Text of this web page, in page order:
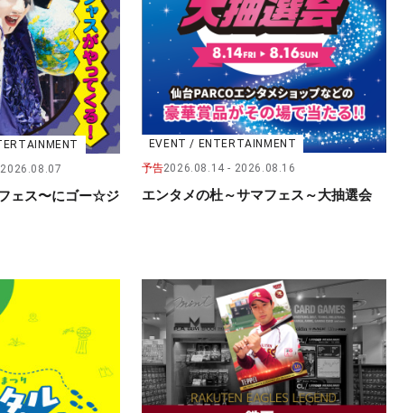
2026.08.07
ェス〜にゴー☆ジ
EVENT / ENTERTAINMENT
予告2026.08.14 2026.08.16
エンタメの杜～サマフェス～大抽選会